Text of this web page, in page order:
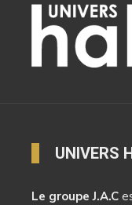
UNIVERS
Le groupe J.A.C